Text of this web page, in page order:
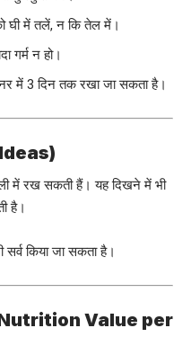
घी में तलें, न कि तेल में।
गर्म न हो।
में 3 दिन तक रखा जा सकता है।
Ideas)
में रख सकती हैं। यह दिखने में भी
है।
किया जा सकता है।
(Nutrition Value per